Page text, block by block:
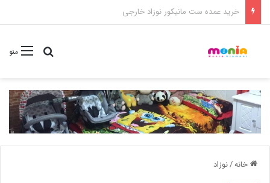
خرید شامپو سر و بدن 500 میل کودک موستلا
منوجستجو
خانه/نوزاد